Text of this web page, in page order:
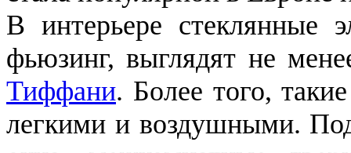
В интерьере стеклянные
фьюзинг, выглядят не
Тиффани. Более того,
легкими и воздушными.